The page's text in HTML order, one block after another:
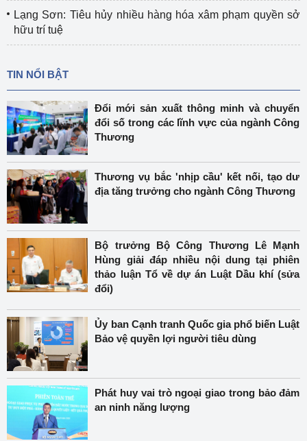
Lạng Sơn: Tiêu hủy nhiều hàng hóa xâm phạm quyền sở
hữu trí tuệ
TIN NỔI BẬT
Đổi mới sản xuất thông minh và chuyển
đổi số trong các lĩnh vực của ngành Công
Thương
Thương vụ bắc 'nhịp cầu' kết nối, tạo dư
địa tăng trưởng cho ngành Công Thương
Bộ trưởng Bộ Công Thương Lê Mạnh
Hùng giải đáp nhiều nội dung tại phiên
thảo luận Tổ về dự án Luật Dầu khí (sửa
đổi)
Ủy ban Cạnh tranh Quốc gia phổ biến Luật
Bảo vệ quyền lợi người tiêu dùng
Phát huy vai trò ngoại giao trong bảo đảm
an ninh năng lượng